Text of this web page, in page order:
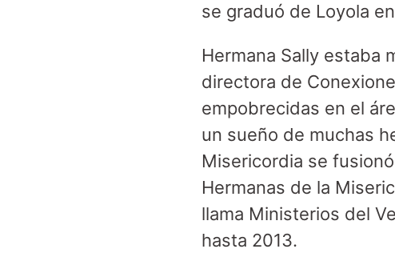
se graduó de Loyola
Hermana Sally estaba
directora de
empobrecidas en el
un sueño de muchas
Misericordia se
Hermanas de la
llama Ministerios del
hasta 2013.